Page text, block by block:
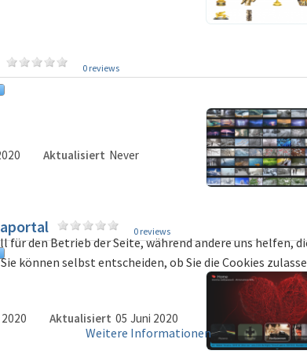
0 reviews
Aktualisiert Never
0 reviews
Aktualisiert 05 Juni 2020
den Betrieb der Seite, während andere uns helfen,
können selbst entscheiden, ob Sie die Cookies
Weitere Informationen